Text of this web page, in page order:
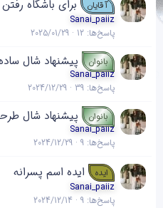
آقایان برای باشگاه
Sanai_paiiz
پاسخ‌ها 12
2025/01/29
بانوان پیشنهاد شال
Sanai_paiiz
پاسخ‌ها 39
2024/12/29
بانوان پیشنهاد شال
Sanai_paiiz
پاسخ‌ها 9
2024/12/29
ایده ایده اسم پسرانه
Sanai_paiiz
پاسخ‌ها 9
2024/12/14